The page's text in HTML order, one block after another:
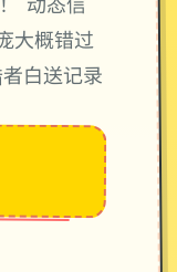
动态信
大概错过
白送记录